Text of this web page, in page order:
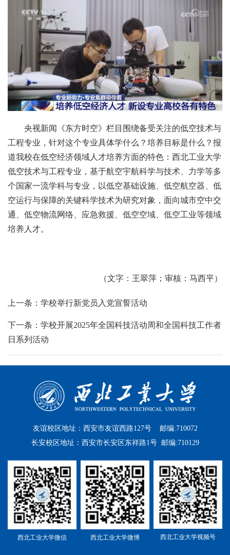
央视新闻《东方时空》栏目围绕备受关注的低空技术与
工程专业，针对这个专业具体学什么？培养目标是什么？报
道我校在低空经济领域人才培养方面的特色：西北工业大学
低空技术与工程专业，基于航空宇航科学与技术、力学等多
个国家一流学科与专业，以低空基础设施、低空航空器、低
空运行与保障的关键科学技术为研究对象，面向城市空中交
通、低空物流网络、应急救援、低空空域、低空工业等领域
培养人才。
（文字：王翠萍；审核：马西平）
上一条：学校举行新党员入党宣誓活动
下一条：学校开展2025年全国科技活动周和全国科技工作者
日系列活动
友谊校区地址：西安市友谊西路127号 邮编:710072
长安校区地址：西安市长安区东祥路1号 邮编:710129
西北工业大学微信 西北工业大学微博 西北工业大学视频号